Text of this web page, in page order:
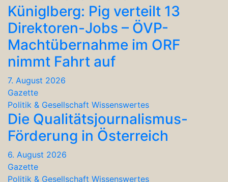
Küniglberg: Pig verteilt 13
Direktoren-Jobs – ÖVP-
Machtübernahme im ORF
nimmt Fahrt auf
7. August 2026
Gazette
Politik & Gesellschaft Wissenswertes
Die Qualitätsjournalismus-
Förderung in Österreich
6. August 2026
Gazette
Politik & Gesellschaft Wissenswertes